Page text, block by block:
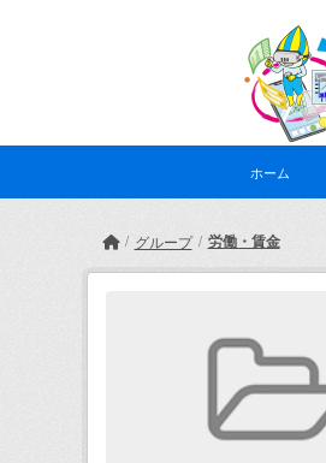
ホーム
グループ 労働・賃金